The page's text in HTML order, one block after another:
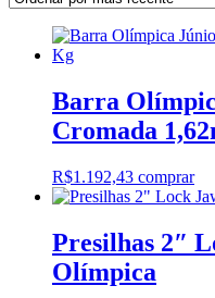
Barra
Cromada
R$1.192,43 comprar
Presilhas 2″
Olímpica